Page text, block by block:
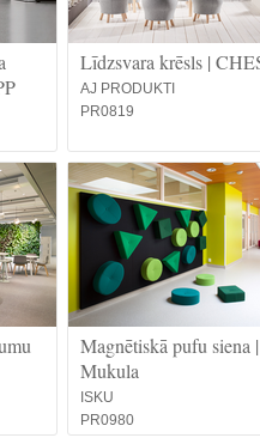
Līdzsvara krēsls |
AJ PRODUKTI
PR0819
Magnētiskā pufu siena |
Mukula
ISKU
PR0980